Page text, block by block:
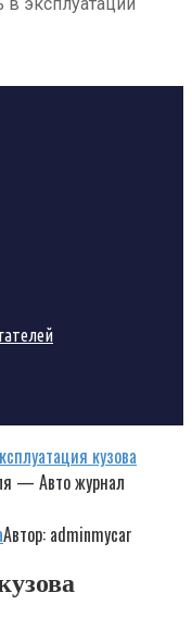
кузова
— Авто журнал
Автор: adminmycar